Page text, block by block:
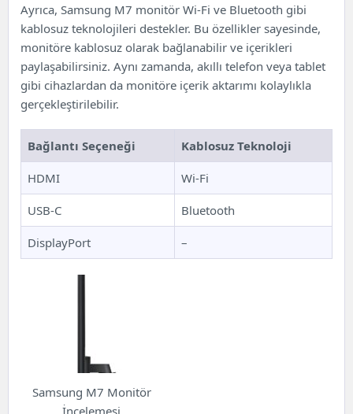
Ayrıca, Samsung M7 monitör Wi-Fi ve Bluetooth gibi
kablosuz teknolojileri destekler. Bu özellikler sayesinde,
monitöre kablosuz olarak bağlanabilir ve içerikleri
paylaşabilirsiniz. Aynı zamanda, akıllı telefon veya tablet
gibi cihazlardan da monitöre içerik aktarımı kolaylıkla
gerçekleştirilebilir.
Bağlantı Seçeneği Kablosuz Teknoloji
HDMI Wi-Fi
USB-C Bluetooth
DisplayPort –
Samsung M7 Monitör